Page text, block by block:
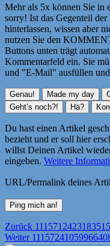
Mehr als 5x können Sie in
sorry! Ist das Gegenteil
hinterlassen, wissen aber
nutzen Sie den
Buttons unten trägt
Kommentarfeld ein. Sie
und "E-Mail" ausfüllen
Du hast einen Artikel
bezieht und er soll hier
willst Deinen Artikel
eingeben. Weitere
URL/Permalink deines
Zurück Vorheriger
Beitrag:
Weiter Nächster